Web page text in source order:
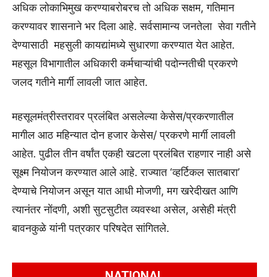
अधिक लोकाभिमुख करण्याबरोबरच तो अधिक सक्षम, गतिमान
करण्यावर शासनाने भर दिला आहे. सर्वसामान्य जनतेला सेवा गतीने
देण्यासाठी महसुली कायद्यांमध्ये सुधारणा करण्यात येत आहेत.
महसूल विभागातील अधिकारी कर्मचाऱ्यांची पदोन्नतीची प्रकरणे
जलद गतीने मार्गी लावली जात आहेत.
महसूलमंत्रीस्तरावर प्रलंबित असलेल्या केसेस/प्रकरणातील
मागील आठ महिन्यात दोन हजार केसेस/ प्रकरणे मार्गी लावली
आहेत. पुढील तीन वर्षांत एकही खटला प्रलंबित राहणार नाही असे
सूक्ष्म नियोजन करण्यात आले आहे. राज्यात ‘व्हर्टिकल सातबारा’
देण्याचे नियोजन असून यात आधी मोजणी, मग खरेदीखत आणि
त्यानंतर नोंदणी, अशी सुटसुटीत व्यवस्था असेल, असेही मंत्री
बावनकुळे यांनी पत्रकार परिषदेत सांगितले.